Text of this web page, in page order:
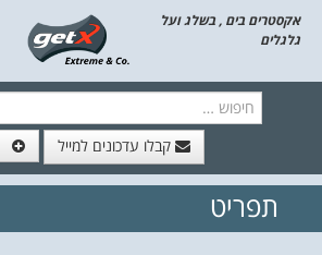
אקסטרים בים , בשלג ועל
גלגלים
קבלו עדכונים למייל
// הצטרף לרשימת
תפריט